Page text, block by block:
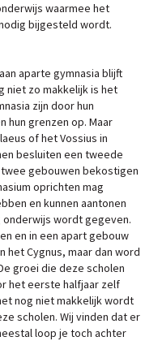
waarmee het
bijgesteld wordt.
aparte gymnasia blijft
niet zo makkelijk is het
zijn door hun
hun grenzen op. Maar
of het Vossius in
besluiten een tweede
gebouwen bekostigen
oprichten mag
en kunnen aantonen
wordt gegeven.
en in een apart gebouw
het Cygnus, maar dan word
groei die deze scholen
het eerste halfjaar zelf
nog niet makkelijk wordt
scholen. Wij vinden dat er
loop je toch achter